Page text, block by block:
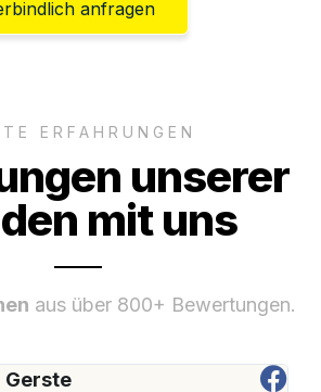
anfragen
ERFAHRUNGEN
unserer
mit uns
aus über 800+ Bewertungen.
Gerste